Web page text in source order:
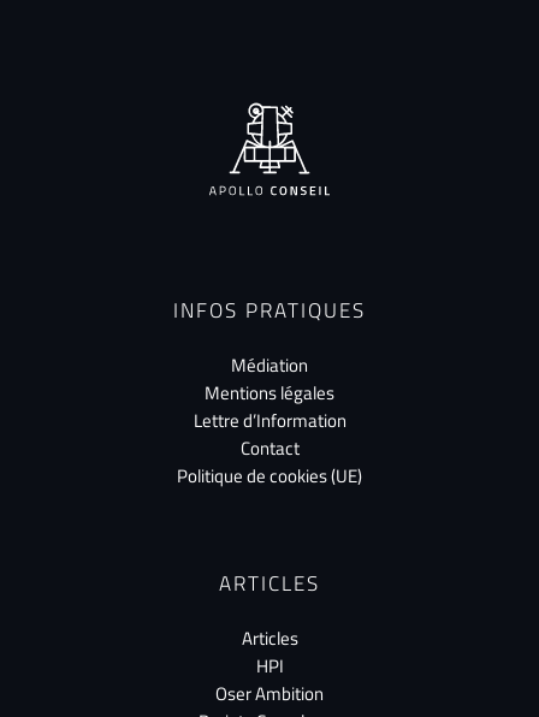
INFOS PRATIQUES
Médiation
Mentions légales
Lettre d’Information
Contact
Politique de cookies (UE)
ARTICLES
Articles
HPI
Oser Ambition